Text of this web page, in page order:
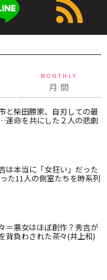
MONTHLY
月 間
と柴田勝家、自刃しての最
運命を共にした２人の悲劇
は本当に「女狂い」だった
た11人の側室たちを時系列
＝悪女はほぼ創作？秀吉が
背負わされた茶々(井上和)